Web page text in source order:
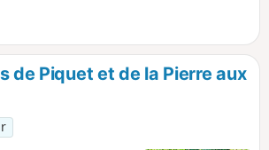
de Piquet et de la Pierre aux